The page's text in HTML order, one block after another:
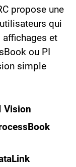
propose une
qui
et
ou PI
simple
Vision